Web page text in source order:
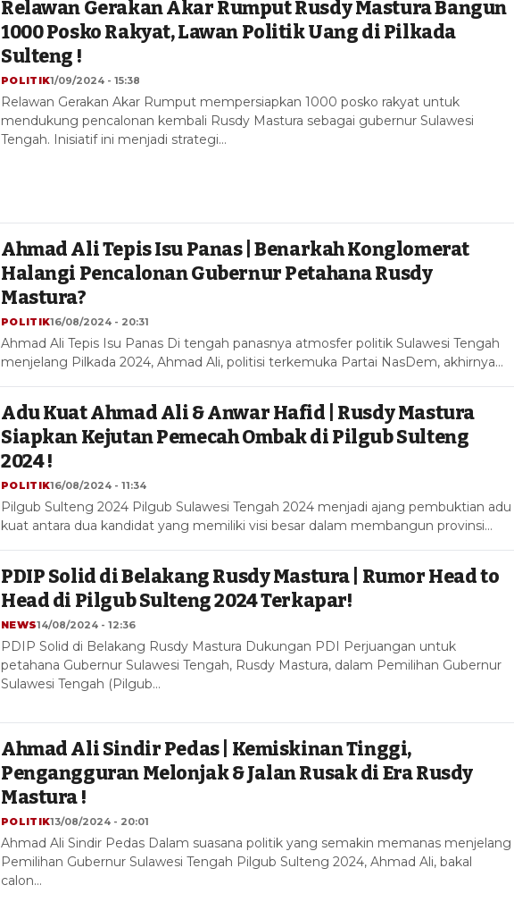
Relawan Gerakan Akar Rumput Rusdy Mastura Bangun
1000 Posko Rakyat, Lawan Politik Uang di Pilkada
Sulteng !
POLITIK1/09/2024 - 15:38
Relawan Gerakan Akar Rumput mempersiapkan 1000 posko rakyat untuk
mendukung pencalonan kembali Rusdy Mastura sebagai gubernur Sulawesi
Tengah. Inisiatif ini menjadi strategi…
Ahmad Ali Tepis Isu Panas | Benarkah Konglomerat
Halangi Pencalonan Gubernur Petahana Rusdy
Mastura?
POLITIK16/08/2024 - 20:31
Ahmad Ali Tepis Isu Panas Di tengah panasnya atmosfer politik Sulawesi Tengah
menjelang Pilkada 2024, Ahmad Ali, politisi terkemuka Partai NasDem, akhirnya…
Adu Kuat Ahmad Ali & Anwar Hafid | Rusdy Mastura
Siapkan Kejutan Pemecah Ombak di Pilgub Sulteng
2024 !
POLITIK16/08/2024 - 11:34
Pilgub Sulteng 2024 Pilgub Sulawesi Tengah 2024 menjadi ajang pembuktian adu
kuat antara dua kandidat yang memiliki visi besar dalam membangun provinsi…
PDIP Solid di Belakang Rusdy Mastura | Rumor Head to
Head di Pilgub Sulteng 2024 Terkapar!
NEWS14/08/2024 - 12:36
PDIP Solid di Belakang Rusdy Mastura Dukungan PDI Perjuangan untuk
petahana Gubernur Sulawesi Tengah, Rusdy Mastura, dalam Pemilihan Gubernur
Sulawesi Tengah (Pilgub…
Ahmad Ali Sindir Pedas | Kemiskinan Tinggi,
Pengangguran Melonjak & Jalan Rusak di Era Rusdy
Mastura !
POLITIK13/08/2024 - 20:01
Ahmad Ali Sindir Pedas Dalam suasana politik yang semakin memanas menjelang
Pemilihan Gubernur Sulawesi Tengah Pilgub Sulteng 2024, Ahmad Ali, bakal
calon…